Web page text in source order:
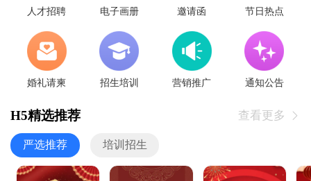
人才招聘 电子画册 邀请函 节日热点
婚礼请柬 招生培训 营销推广 通知公告
H5精选推荐 查看更多 
严选推荐 培训招生